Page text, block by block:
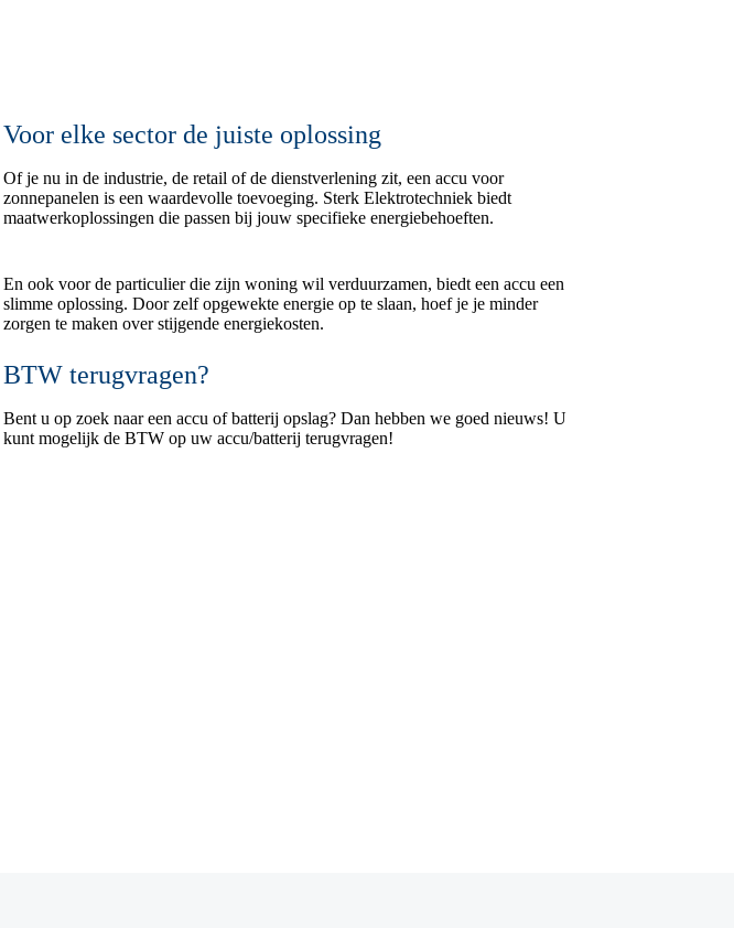
Voor elke sector de juiste oplossing
Of je nu in de industrie, de retail of de dienstverlening zit, een accu voor
zonnepanelen is een waardevolle toevoeging. Sterk Elektrotechniek biedt
maatwerkoplossingen die passen bij jouw specifieke energiebehoeften.
En ook voor de particulier die zijn woning wil verduurzamen, biedt een accu een
slimme oplossing. Door zelf opgewekte energie op te slaan, hoef je je minder
zorgen te maken over stijgende energiekosten.
BTW terugvragen?
Bent u op zoek naar een accu of batterij opslag? Dan hebben we goed nieuws! U
kunt mogelijk de BTW op uw accu/batterij terugvragen!